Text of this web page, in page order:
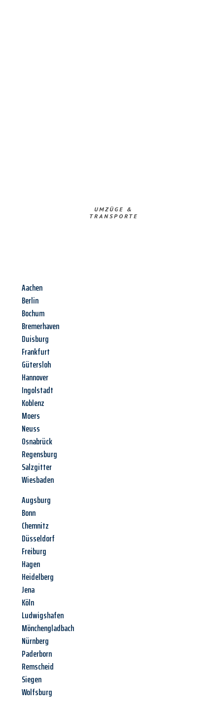
UMZÜGE &
TRANSPORTE
Aachen
Berlin
Bochum
Bremerhaven
Duisburg
Frankfurt
Gütersloh
Hannover
Ingolstadt
Koblenz
Moers
Neuss
Osnabrück
Regensburg
Salzgitter
Wiesbaden
Augsburg
Bonn
Chemnitz
Düsseldorf
Freiburg
Hagen
Heidelberg
Jena
Köln
Ludwigshafen
Mönchengladbach
Nürnberg
Paderborn
Remscheid
Siegen
Wolfsburg